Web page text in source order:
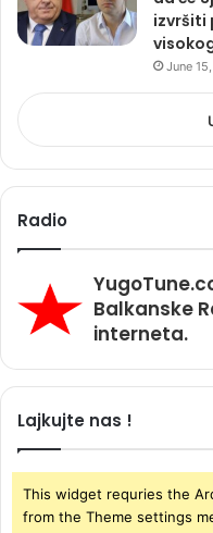
izvršiti
June
Radio
Balkanske
interneta.
Lajkujte nas !
This widget requries the
from the Theme settings